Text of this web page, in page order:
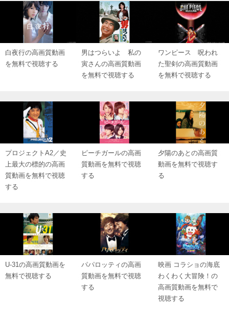
白夜行の高画質動画
を無料で視聴する
男はつらいよ 私の
寅さんの高画質動画
を無料で視聴する
ワンピース 呪われ
た聖剣の高画質動画
を無料で視聴する
プロジェクトA2／史
上最大の標的の高画
質動画を無料で視聴
する
ピーチガールの高画
質動画を無料で視聴
する
夕陽のあとの高画質
動画を無料で視聴す
る
U-31の高画質動画を
無料で視聴する
パパロッティの高画
質動画を無料で視聴
する
映画 コラショの海底
わくわく大冒険！の
高画質動画を無料で
視聴する